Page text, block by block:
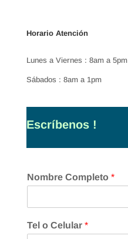
Horario Atención
Lunes a Viernes : 8am a 5pm
Sábados : 8am a 1pm
Escríbenos !
Nombre Completo *
Tel o Celular *